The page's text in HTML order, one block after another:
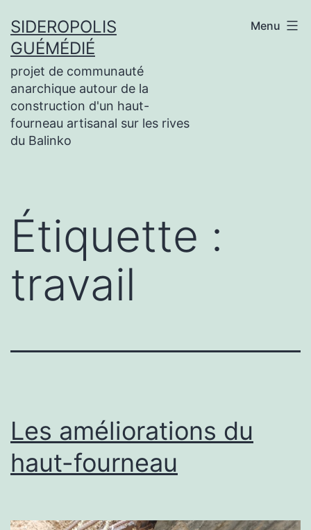
au
contenu
SIDEROPOLIS
GUÉMÉDIÉ
projet de communauté
anarchique autour de la
construction d'un haut-
fourneau artisanal sur les rives
du Balinko
Menu
Étiquette :
travail
Les améliorations du
haut-fourneau